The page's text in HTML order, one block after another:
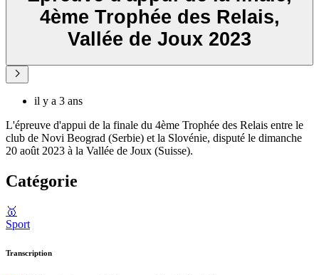
4ème Trophée des Relais,
Vallée de Joux 2023
il y a 3 ans
L'épreuve d'appui de la finale du 4ème Trophée des Relais entre le
club de Novi Beograd (Serbie) et la Slovénie, disputé le dimanche
20 août 2023 à la Vallée de Joux (Suisse).
Catégorie
🥇
Sport
Transcription